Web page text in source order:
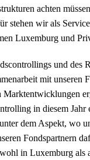
achten
stehen wir als
Luxemburg und
und des
mit unseren
Marktentwicklungen
in diesem
dem Aspekt, wo
Fondspartnern
in Luxemburg